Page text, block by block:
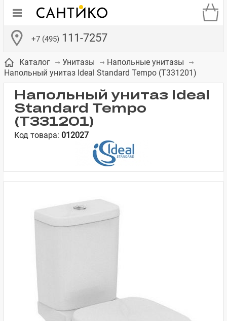
+7 (495) 111-7257
Бачки для
унитазов
Сиденья для
унитазов
Смесители для
встраиваемых
Зеркало-шкаф
Полки в ванную
Каталог Унитазы
Напольные унитазы
Напольный унитаз Ideal Standard Tempo (T331201)
Напольный унитаз Ideal
Standard Tempo
(T331201)
Код товара: 012027